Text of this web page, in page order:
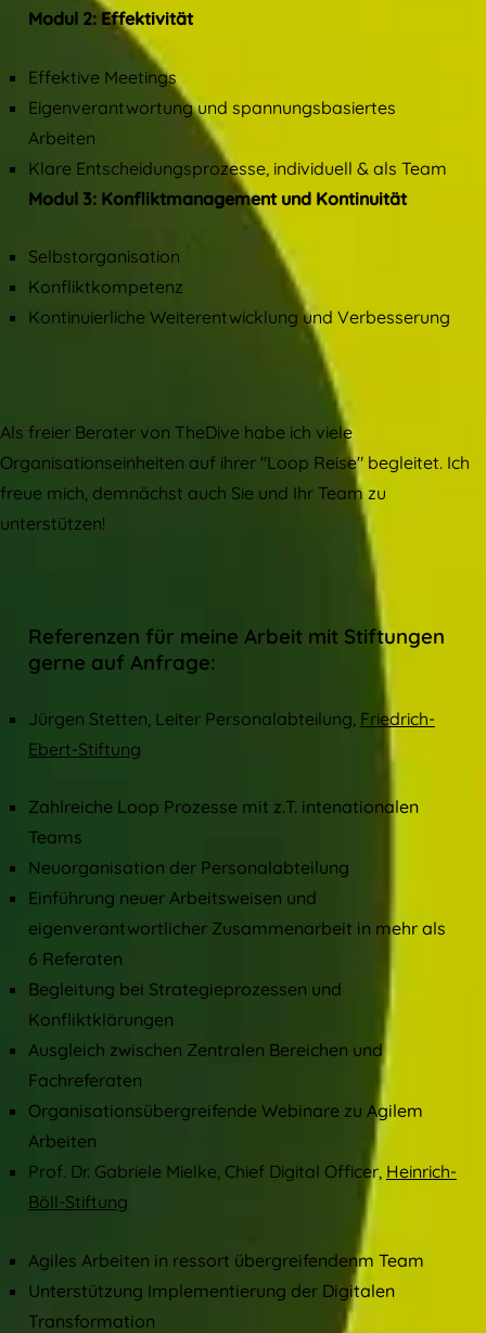
Modul 2: Effektivität
Effektive Meetings
Eigenverantwortung und spannungsbasiertes
Arbeiten
Klare Entscheidungsprozesse, individuell & als Team
Modul 3: Konfliktmanagement und Kontinuität
Selbstorganisation
Konfliktkompetenz
Kontinuierliche Weiterentwicklung und Verbesserung
Als freier Berater von TheDive habe ich viele
Organisationseinheiten auf ihrer "Loop Reise" begleitet. Ich
freue mich, demnächst auch Sie und Ihr Team zu
unterstützen!
Referenzen für meine Arbeit mit Stiftungen
gerne auf Anfrage:
Jürgen Stetten, Leiter Personalabteilung, Friedrich-
Ebert-Stiftung
Zahlreiche Loop Prozesse mit z.T. intenationalen
Teams
Neuorganisation der Personalabteilung
Einführung neuer Arbeitsweisen und
eigenverantwortlicher Zusammenarbeit in mehr als
6 Referaten
Begleitung bei Strategieprozessen und
Konfliktklärungen
Ausgleich zwischen Zentralen Bereichen und
Fachreferaten
Organisationsübergreifende Webinare zu Agilem
Arbeiten
Prof. Dr. Gabriele Mielke, Chief Digital Officer, Heinrich-
Böll-Stiftung
Agiles Arbeiten in ressort übergreifendenm Team
Unterstützung Implementierung der Digitalen
Transformation